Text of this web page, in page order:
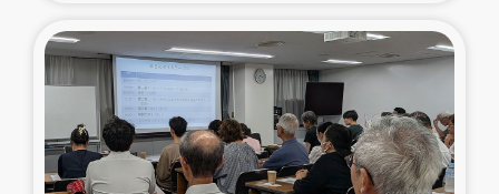
漁民によるマングローブ植林活動
レバノンでのシリア難民への食糧・越冬支援
レバノンにおける緊急支援